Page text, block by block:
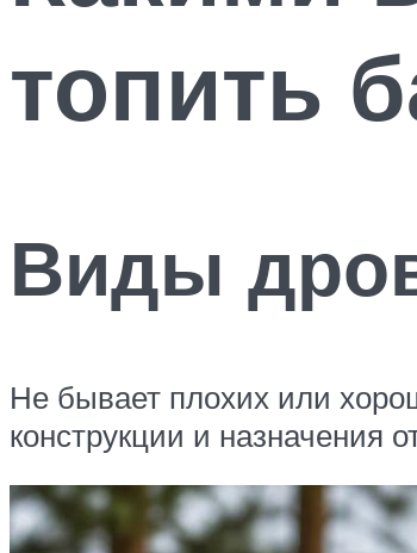
топить
Виды
Не бывает плохих или
конструкции и назначения